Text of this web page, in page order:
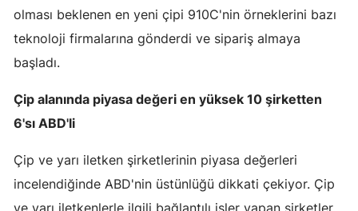
Tekirdağ
Tokat
Tunceli
Van
olması beklenen en yeni çipi 910C'nin örneklerini bazı
teknoloji firmalarına gönderdi ve sipariş almaya
başladı.
Çip alanında piyasa değeri en yüksek 10 şirketten
6'sı ABD'li
Çip ve yarı iletken şirketlerinin piyasa değerleri
incelendiğinde ABD'nin üstünlüğü dikkati çekiyor. Çip
ve yarı iletkenlerle ilgili bağlantılı işler yapan şirketler